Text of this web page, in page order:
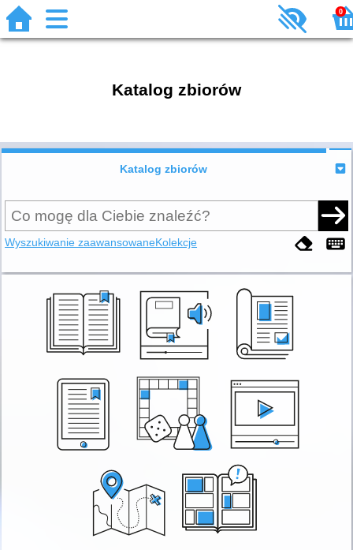
0
Katalog zbiorów
Katalog zbiorów
Wyszukiwanie zaawansowaneKolekcje